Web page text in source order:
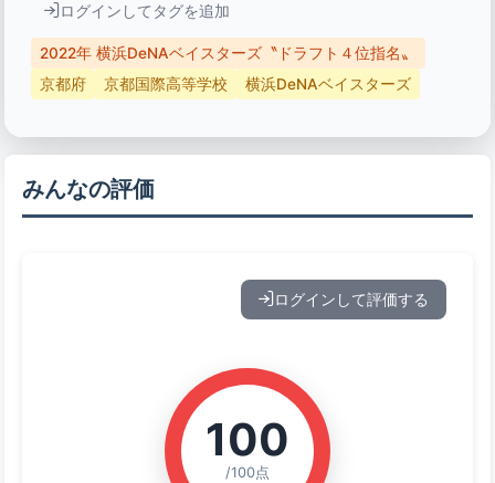
ログインしてタグを追加
2022年 横浜DeNAベイスターズ〝ドラフト４位指名〟
京都府
京都国際高等学校 横浜DeNAベイスターズ
みんなの評価
ログインして評価する
100
/100点